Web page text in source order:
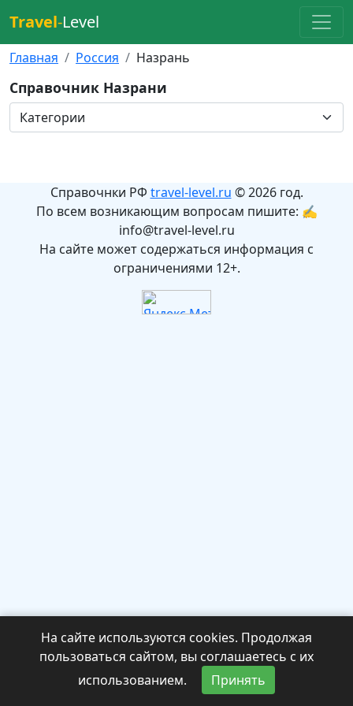
Travel-Level
Главная Россия Назрань
Справочник Назрани
Справочнки РФ travel-level.ru © 2026 год.
По всем возникающим вопросам пишите: ✍
info@travel-level.ru
На сайте может содержаться информация с
ограничениями 12+.
На сайте используются cookies. Продолжая
пользоваться сайтом, вы соглашаетесь с их
использованием.
Принять